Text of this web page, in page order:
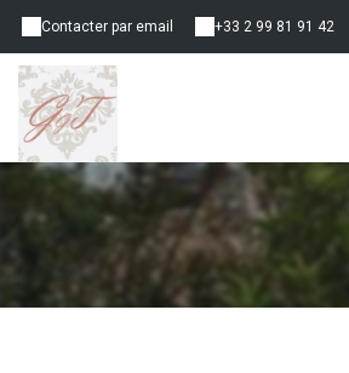
Contacter par email +33 2 99 81 91 42